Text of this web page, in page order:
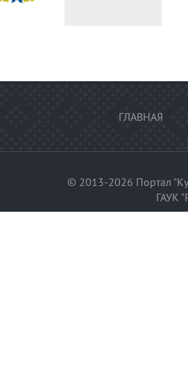
ГЛАВНАЯ
© 2013-2026 Портал
ГАУК